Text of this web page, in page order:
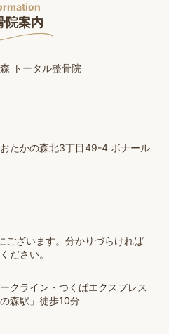
院案内
トータル整骨院
たかの森北3丁目49-4 ボナール
ございます。分かりづらければ
ださい。
クライン・つくばエクスプレス
森駅」徒歩10分